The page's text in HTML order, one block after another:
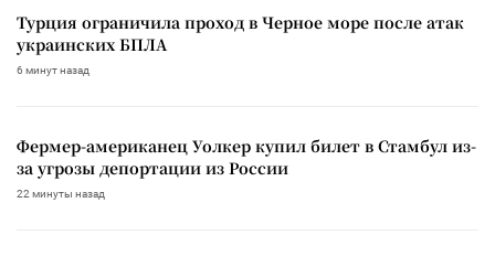
Турция ограничила проход в Черное море после атак
украинских БПЛА
6 минут назад
Фермер-американец Уолкер купил билет в Стамбул из-
за угрозы депортации из России
22 минуты назад